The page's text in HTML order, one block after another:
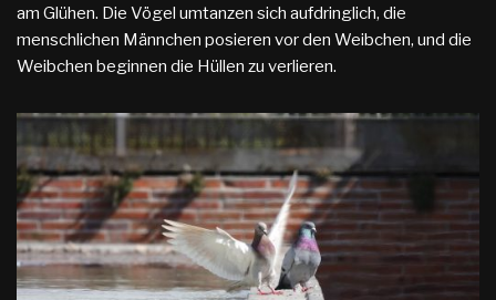
am Glühen. Die Vögel umtanzen sich aufdringlich, die
menschlichen Männchen posieren vor den Weibchen, und die
Weibchen beginnen die Hüllen zu verlieren.